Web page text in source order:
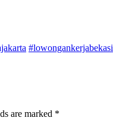
#lowongankerjabekasi
are marked *